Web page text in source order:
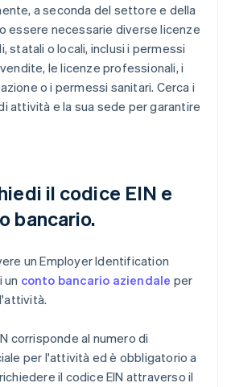
a seconda del settore e della
essere necessarie diverse licenze
statali o locali, inclusi i permessi
le licenze professionali, i
o i permessi sanitari. Cerca i
attività e la sua sede per garantire
il codice EIN e
bancario.
un Employer Identification
un conto bancario aziendale per
corrisponde al numero di
per l'attività ed è obbligatorio a
il codice EIN attraverso il